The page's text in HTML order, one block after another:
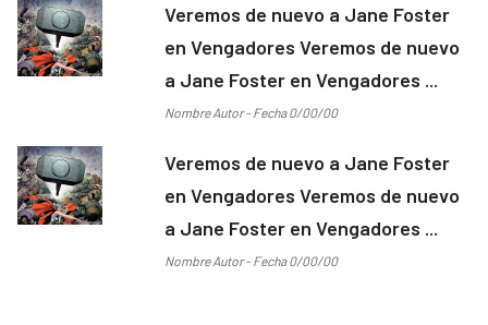
Veremos de nuevo a Jane Foster
en Vengadores Veremos de nuevo
a Jane Foster en Vengadores ...
Nombre Autor - Fecha 0/00/00
Veremos de nuevo a Jane Foster
en Vengadores Veremos de nuevo
a Jane Foster en Vengadores ...
Nombre Autor - Fecha 0/00/00